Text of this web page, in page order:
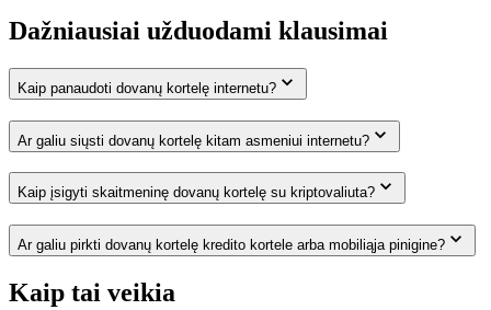
Dažniausiai užduodami klausimai
Kaip panaudoti dovanų kortelę internetu?
Ar galiu siųsti dovanų kortelę kitam asmeniui internetu?
Kaip įsigyti skaitmeninę dovanų kortelę su kriptovaliuta?
Ar galiu pirkti dovanų kortelę kredito kortele arba mobiliąja pinigine?
Kaip tai veikia